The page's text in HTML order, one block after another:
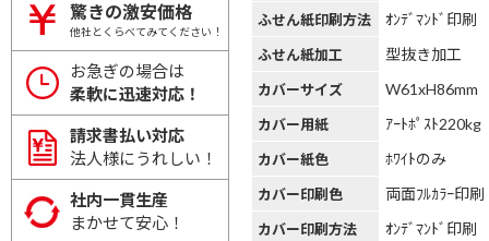
驚きの激安価格
他社とくらべてみてください！
お急ぎの場合は
柔軟に迅速対応！
請求書払い対応
法人様にうれしい！
社内一貫生産
まかせて安心！
ふせん紙印刷方法 ｵﾝﾃﾞﾏﾝﾄﾞ印刷
ふせん紙加工 型抜き加工
カバーサイズ W61xH86mm
カバー用紙 ｱｰﾄﾎﾟｽﾄ220kg
カバー紙色 ﾎﾜｲﾄのみ
カバー印刷色 両面ﾌﾙｶﾗｰ印刷
カバー印刷方法 ｵﾝﾃﾞﾏﾝﾄﾞ印刷